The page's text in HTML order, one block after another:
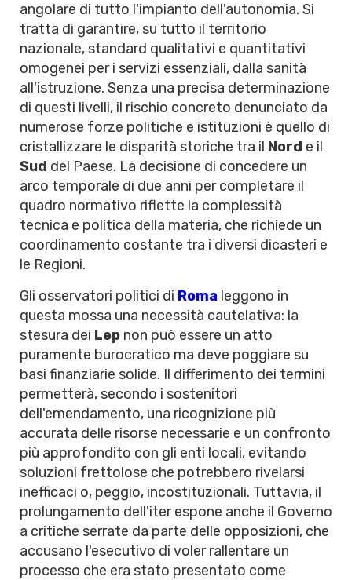
angolare di tutto l'impianto dell'autonomia. Si
tratta di garantire, su tutto il territorio
nazionale, standard qualitativi e quantitativi
omogenei per i servizi essenziali, dalla sanità
all'istruzione. Senza una precisa determinazione
di questi livelli, il rischio concreto denunciato da
numerose forze politiche e istituzioni è quello di
cristallizzare le disparità storiche tra il Nord e il
Sud del Paese. La decisione di concedere un
arco temporale di due anni per completare il
quadro normativo riflette la complessità
tecnica e politica della materia, che richiede un
coordinamento costante tra i diversi dicasteri e
le Regioni.
Gli osservatori politici di Roma leggono in
questa mossa una necessità cautelativa: la
stesura dei Lep non può essere un atto
puramente burocratico ma deve poggiare su
basi finanziarie solide. Il differimento dei termini
permetterà, secondo i sostenitori
dell'emendamento, una ricognizione più
accurata delle risorse necessarie e un confronto
più approfondito con gli enti locali, evitando
soluzioni frettolose che potrebbero rivelarsi
inefficaci o, peggio, incostituzionali. Tuttavia, il
prolungamento dell'iter espone anche il Governo
a critiche serrate da parte delle opposizioni, che
accusano l'esecutivo di voler rallentare un
processo che era stato presentato come